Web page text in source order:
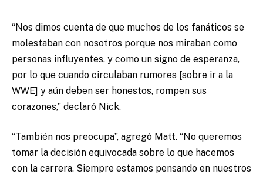
“Nos dimos cuenta de que muchos de los fanáticos se
molestaban con nosotros porque nos miraban como
personas influyentes, y como un signo de esperanza,
por lo que cuando circulaban rumores [sobre ir a la
WWE] y aún deben ser honestos, rompen sus
corazones,” declaró Nick.
“También nos preocupa”, agregó Matt. “No queremos
tomar la decisión equivocada sobre lo que hacemos
con la carrera. Siempre estamos pensando en nuestros